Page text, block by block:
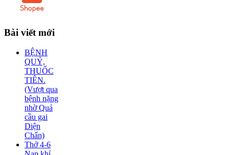
Bài viết mới
BỆNH
QUỶ,
THUỐC
TIÊN.
(Vượt qua
bệnh nặng
nhờ Quả
cầu gai
Diện
Chẩn)
Thở 4-6